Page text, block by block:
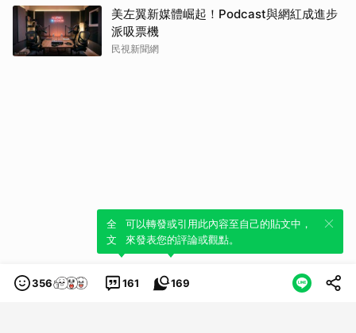
美左翼新媒體崛起！Podcast與網紅成進步
派吸票機
民視新聞網
356 161
全新體驗！一鍵引用此內容，透過發布貼
文來輕鬆表達個人立場。
169
可以轉發或引用此內容至自己的貼文中，
來發表您的評論或觀點。